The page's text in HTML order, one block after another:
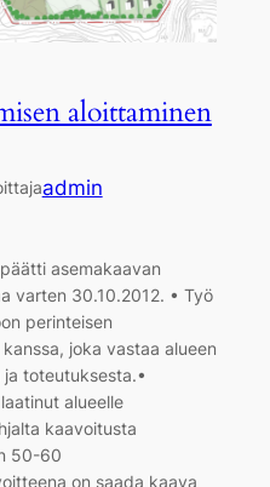
aloittaminen
admin
asemakaavan
varten 30.10.2012. • Työ
perinteisen
joka vastaa alueen
toteutuksesta.•
alueelle
kaavoitusta
50-60
on saada kaava